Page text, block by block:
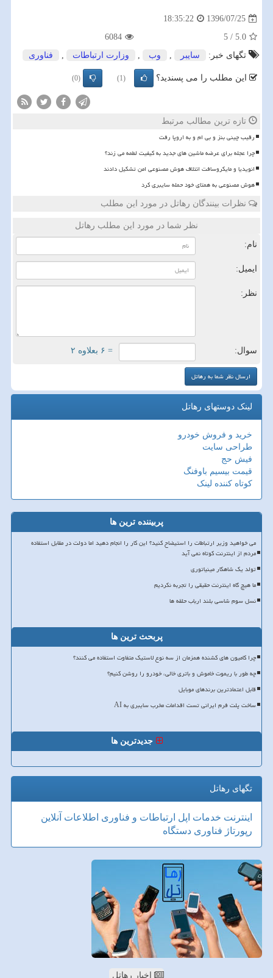
1396/07/25
18:35:22
5.0
/
5
6084
تگهای خبر:
سایبر , وب , وزارت ارتباطات , فناوری
این مطلب را می پسندید؟ (1)
(0)
تازه ترین مطالب مرتبط
رقیب چینی بنز و بی ام و به اروپا رفت
چرا عجله برای عرضه ماشین های جدید به کیفیت لطمه می زند؟
انویدیا و مایکروسافت ائتلاف هوش مصنوعی امن تشکیل دادند
هوش مصنوعی به همتای خود حمله سایبری کرد
نظرات بینندگان رهاتل در مورد این مطلب
نظر شما در مورد این مطلب رهاتل
نام:
ایمیل:
نظر:
سوال: = ۶ بعلاوه ۲
لینک دوستهای رهاتل
خرید و فروش خودرو
طراحی سایت
فیش حج
قیمت بیسیم باوفنگ
کوتاه کننده لینک
پربیننده ترین ها
می خواهید وزیر ارتباطات را استیضاح کنید؟ این کار را انجام دهید اما دولت در مقابل استفاده
مردم از اینترنت کوتاه نمی آید
تولد یک شاهکار مینیاتوری
ما هیچ گاه اینترنت حقیقی را تجربه نکردیم
نسل سوم شاسی بلند ارباب حلقه ها
پربحث ترین ها
چرا کامیون های کشنده همزمان از سه نوع لاستیک متفاوت استفاده می کنند؟
چه طور با ریموت خاموش و باتری خالی، خودرو را روشن کنیم؟
قابل اعتمادترین برندهای موبایل
ساخت پلت فرم ایرانی تست اقدامات مخرب سایبری به AI
جدیدترین ها
تگهای رهاتل
اینترنت خدمات اپل ارتباطات و فناوری اطلاعات آنلاین
رپورتاژ فناوری دستگاه
اخبار رهاتل